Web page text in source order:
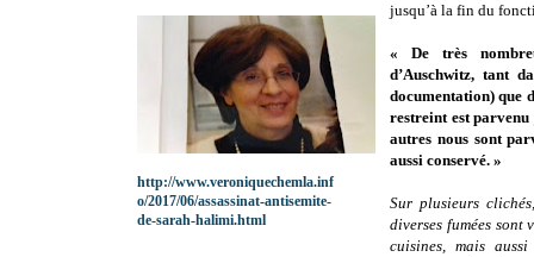
jusqu’à la fin du
« De très
d’Auschwitz, tant
documentation) que
restreint est
autres nous sont
aussi conservé. »
Sur plusieurs
diverses fumées sont
cuisines, mais
http://www.veroniquechemla.inf
o/2017/06/assassinat-antisemite-
de-sarah-halimi.html